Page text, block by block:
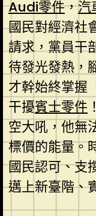
Audi零件，汽
國民對經濟社
請求，黨員干
待發光發熱，
才幹始終掌握
干擾賓士零件
空大吼，他無
標價的能量。
國民認可、支
邁上新臺階、